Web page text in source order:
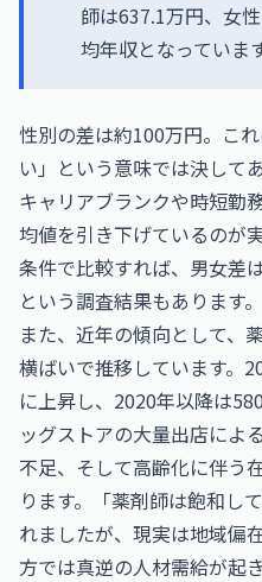
師は637.1万円、女
均年収となっています
性別の差は約100万円。こ
い」という意味では決して
キャリアブランクや時短勤
均値を引き下げているのが
条件で比較すれば、男女差
という調査結果もあります。
また、近年の傾向として、
横ばいで推移しています。
に上昇し、2020年以降は
ッグストアの大量出店によ
不足、そして高齢化に伴う
ります。「薬剤師は飽和し
れましたが、現実は地域偏
方では真逆の人材需給が起